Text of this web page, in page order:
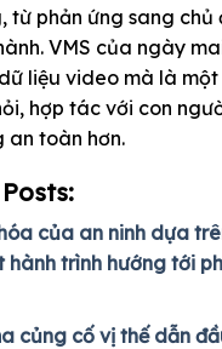
từ phản ứng sang chủ
VMS của ngày
liệu video mà là
hợp tác với con
an toàn hơn.
của an ninh dựa
hành trình hướng tới
củng cố vị thế dẫn